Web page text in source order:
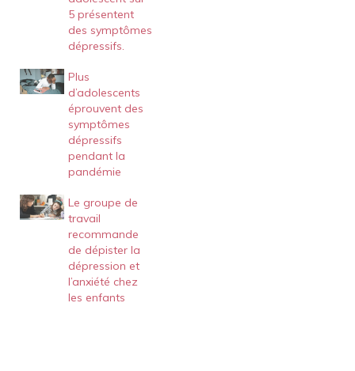
5 présentent
des symptômes
dépressifs.
Plus
d’adolescents
éprouvent des
symptômes
dépressifs
pendant la
pandémie
Le groupe de
travail
recommande
de dépister la
dépression et
l’anxiété chez
les enfants